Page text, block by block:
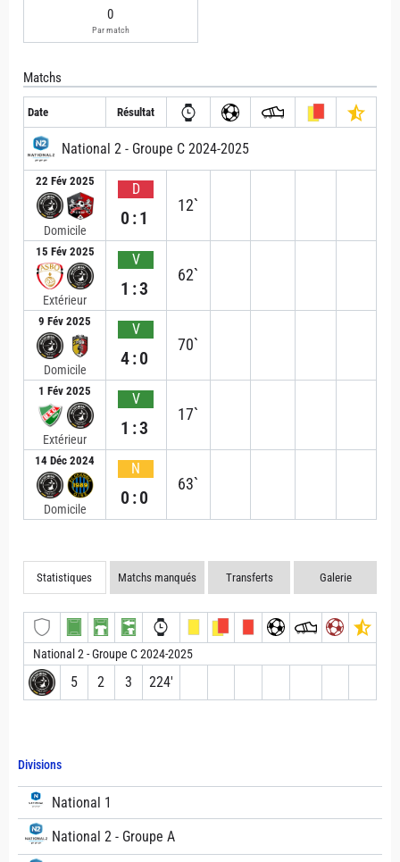
Divisions
National 1
National 2 - Groupe A
0
Par match
Matchs
Date Résultat
National 2 - Groupe C 2024-2025
22 Fév 2025
Domicile
D
0:1
12`
15 Fév 2025
Extérieur
V
1:3
62`
9 Fév 2025
Domicile
V
4:0
70`
1 Fév 2025
Extérieur
V
1:3
17`
14 Déc 2024
Domicile
N
0:0
63`
Statistiques Matchs manqués Transferts Galerie
National 2 - Groupe C 2024-2025
5 2 3 224′